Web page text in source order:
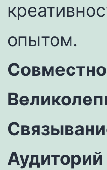
опытом.
Аудиторий